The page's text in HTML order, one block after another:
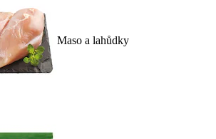
Maso a lahůdky